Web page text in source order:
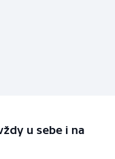
u sebe i na